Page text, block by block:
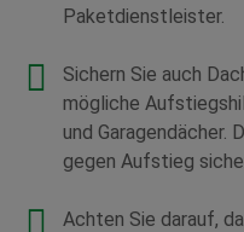
Paketdienstleister.
Sichern Sie auch
mögliche
und Garagendächer.
gegen Aufstieg
Achten Sie darauf,